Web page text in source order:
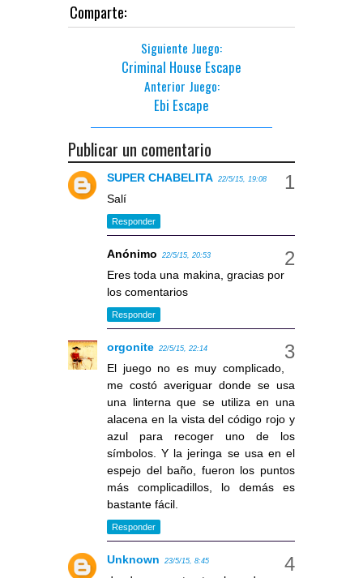
Comparte:
Siguiente Juego:
Criminal House Escape
Anterior Juego:
Ebi Escape
Publicar un comentario
SUPER CHABELITA 22/5/15, 19:08
Salí
Responder
Anónimo 22/5/15, 20:53
Eres toda una makina, gracias por
los comentarios
Responder
orgonite 22/5/15, 22:14
El juego no es muy complicado,
me costó averiguar donde se usa
una linterna que se utiliza en una
alacena en la vista del código rojo y
azul para recoger uno de los
símbolos. Y la jeringa se usa en el
espejo del baño, fueron los puntos
más complicadillos, lo demás es
bastante fácil.
Responder
Unknown 23/5/15, 8:45